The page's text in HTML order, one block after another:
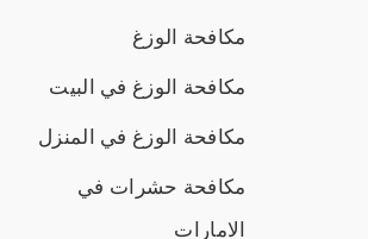
مكافحة الوزغ
مكافحة الوزغ في البيت
مكافحة الوزغ في المنزل
مكافحة حشرات في
الامارات